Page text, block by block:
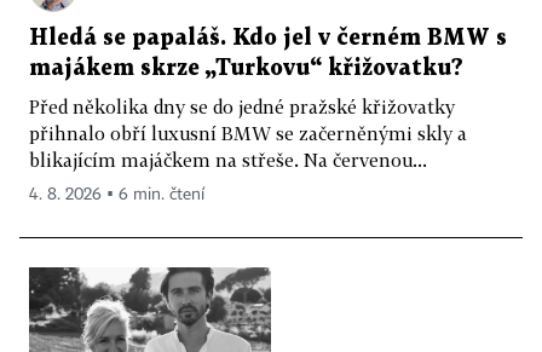
Hledá se papaláš. Kdo jel v černém BMW s
majákem skrze „Turkovu“ křižovatku?
Před několika dny se do jedné pražské křižovatky
přihnalo obří luxusní BMW se začerněnými skly a
blikajícím majáčkem na střeše. Na červenou...
4. 8. 2026 ▪ 6 min. čtení